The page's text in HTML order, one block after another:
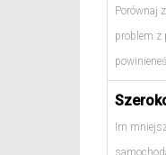
Porównaj
problem z
Im